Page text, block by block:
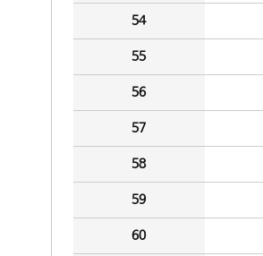
54
55
56
57
58
59
60